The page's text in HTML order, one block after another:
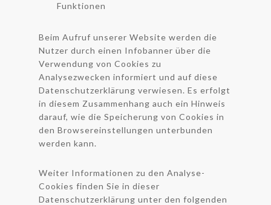
Funktionen
Beim Aufruf unserer Website werden die
Nutzer durch einen Infobanner über die
Verwendung von Cookies zu
Analysezwecken informiert und auf diese
Datenschutzerklärung verwiesen. Es erfolgt
in diesem Zusammenhang auch ein Hinweis
darauf, wie die Speicherung von Cookies in
den Browsereinstellungen unterbunden
werden kann.
Weiter Informationen zu den Analyse-
Cookies finden Sie in dieser
Datenschutzerklärung unter den folgenden